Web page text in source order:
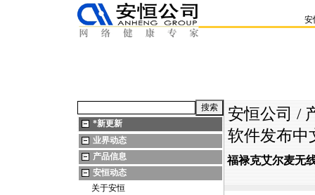
安
*新更新
业界动态
产品信息
安恒动态
关于安恒
安恒公司 /
软件发布中
福禄克艾尔麦无